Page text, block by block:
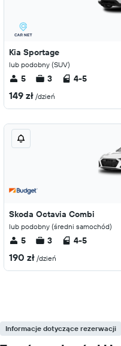
Kia Sportage
lub podobny (SUV)
5 3 4-5
149 zł /dzień
Skoda Octavia Combi
lub podobny (średni samochód)
5 3 4-5
190 zł /dzień
Informacje dotyczące rezerwacji